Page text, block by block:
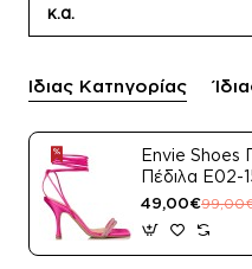
κ.α.
Ίδιας Κατηγορίας
Envie Shoes
Πέδιλα E02-
Μαύρο Satin
49,00€